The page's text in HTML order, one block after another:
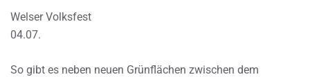
Welser Volksfest
04.07.
So gibt es neben neuen Grünflächen zwischen dem